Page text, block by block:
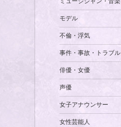
モデル
不倫・浮気
事件・事故・トラブル
俳優・女優
声優
女子アナウンサー
女性芸能人